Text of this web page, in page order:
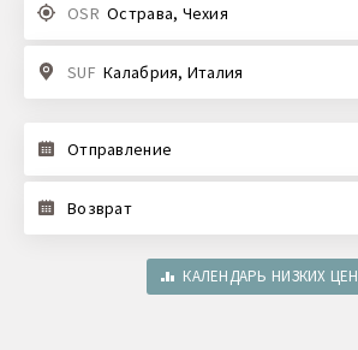
КАЛЕНДАРЬ НИЗКИХ ЦЕН
OSR Острава, Чехия
SUF Калабрия, Италия
Отправление
Возврат